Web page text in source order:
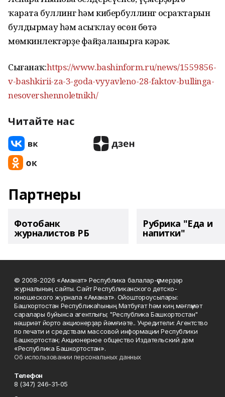
ҡарата буллинг һәм кибербуллинг осраҡтарын
булдырмау һәм асыҡлау өсөн бөтә
мөмкинлектәрҙе файҙаланырға кәрәк.
Сығанаҡ:https://www.bashinform.ru/news/1559856-
v-bashkirii-za-3-goda-vyyavleno-28-faktov-bullinga-
nesovershennoletnikh/
Читайте нас
Партнеры
Фотобанк
журналистов РБ
Рубрика "Еда и
напитки"
© 2008-2026 «Аманат» Республика балалар-үҫмерҙәр
журналының сайты. Сайт Республиканского детско-
юношеского журнала «Аманат». Ойоштороусылары:
Башҡортостан Республикаһының Матбуғат һәм киң мәғлүмәт
саралары буйынса агентлығы; "Республика Башкортостан"
нәшриәт йорто акционерҙар йәмғиәте.. Учредители: Агентство
по печати и средствам массовой информации Республики
Башкортостан; Акционерное общество Издательский дом
«Республика Башкортостан».
Об использовании персональных данных
Телефон
8 (347) 246-31-05